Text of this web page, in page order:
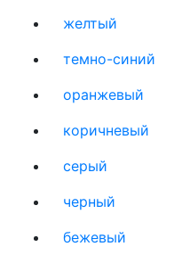
желтый
темно-синий
оранжевый
коричневый
серый
черный
бежевый